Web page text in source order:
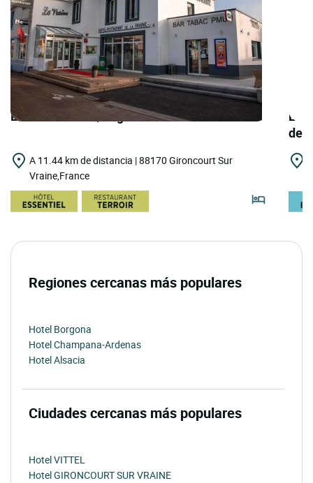
LOGIS HOTELS | Logis Hôtel la Vraine
A 11.44 km de distancia | 88170 Gironcourt Sur
Vraine,France
des
Regiones cercanas más populares
Hotel Borgona
Hotel Champana-Ardenas
Hotel Alsacia
Ciudades cercanas más populares
Hotel VITTEL
Hotel GIRONCOURT SUR VRAINE